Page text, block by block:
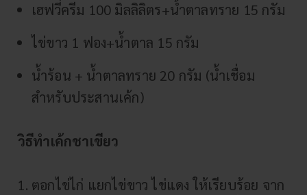
เฮฟวี่ครีม 100 มิลลิลิตร+น้ำตาลทราย 15 กรัม
ไข่ขาว 1 ฟอง+น้ำตาล 15 กรัม
น้ำร้อน + น้ำตาลทราย 20 กรัม (น้ำเชื่อม
สำหรับประสานเค้ก)
วิธีทำเค้กชาเขียว
ตอกไข่ไก่ แยกไข่ขาว ไข่แดง ให้เรียบร้อย จาก